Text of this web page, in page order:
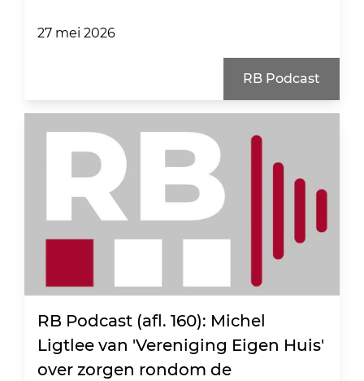
27 mei 2026
RB Podcast
RB Podcast (afl. 160): Michel
Ligtlee van 'Vereniging Eigen Huis'
over zorgen rondom de